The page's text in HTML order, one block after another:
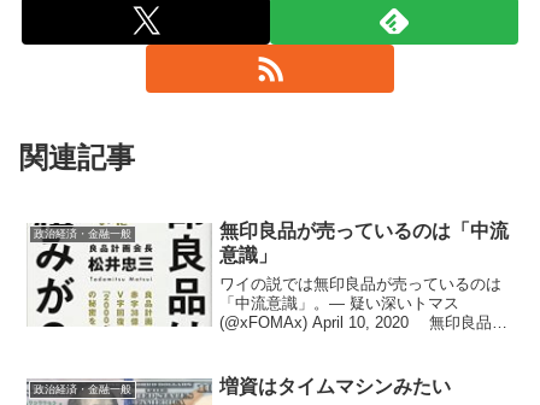
関連記事
政治経済・金融一般
無印良品が売っているのは「中流
意識」
ワイの説では無印良品が売っているのは
「中流意識」。— 疑い深いトマス
(@xFOMAx) April 10, 2020 無印良品
腹な半面、ビジネスとしては羨ましい...
政治経済・金融一般 増資はタイムマシンみたい